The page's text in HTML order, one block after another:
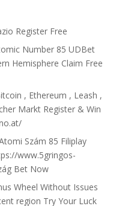
Register Free
Number 85 UDBet
Hemisphere Claim Free
, Ethereum , Leash ,
Markt Register & Win
Szám 85 Filiplay
www.5gringos-
Bet Now
Wheel Without Issues
region Try Your Luck